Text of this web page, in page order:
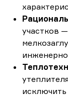
участков